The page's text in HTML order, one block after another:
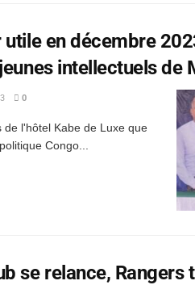
en décembre
intellectuels de
0
l'hôtel Kabe de Luxe que
Congo...
se relance, Rangers